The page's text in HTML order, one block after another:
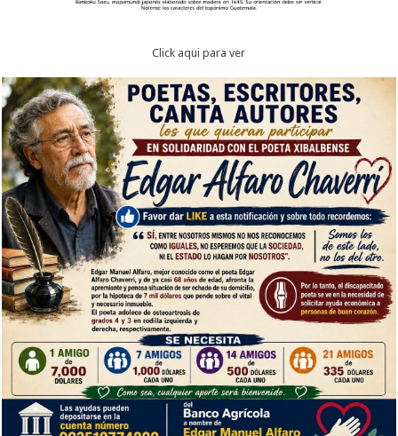
Click aqui para ver